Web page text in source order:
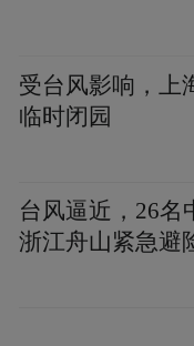
受台风影响，上
临时闭园
台风逼近，26名
浙江舟山紧急避